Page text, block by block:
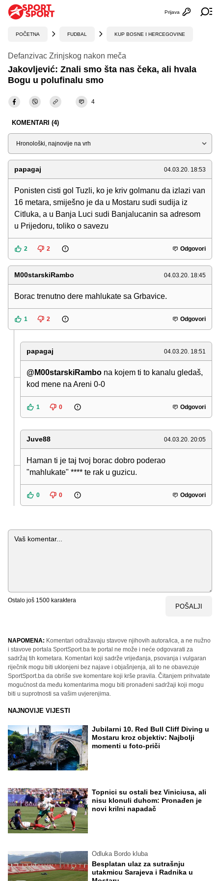
Otvori
Prijava
POČETNA FUDBAL KUP BOSNE I HERCEGOVINE
Defanzivac Zrinjskog nakon meča
Jakovljević: Znali smo šta nas čeka, ali hvala
Bogu u polufinalu smo
4
KOMENTARI (4)
Sortiraj
papagaj 04.03.20. 18:53
Ponisten cisti gol Tuzli, ko je kriv golmanu da izlazi van
16 metara, smiješno je da u Mostaru sudi sudija iz
Citluka, a u Banja Luci sudi Banjalucanin sa adresom
u Prijedoru, toliko o savezu
2 2 Odgovori
M00starskiRambo 04.03.20. 18:45
Borac trenutno dere mahlukate sa Grbavice.
1 2 Odgovori
papagaj 04.03.20. 18:51
@M00starskiRambo na kojem ti to kanalu gledaš,
kod mene na Areni 0-0
1 0 Odgovori
Juve88 04.03.20. 20:05
Haman ti je taj tvoj borac dobro poderao
"mahlukate" **** te rak u guzicu.
0 0 Odgovori
Komentar
Ostalo još 1500 karaktera
POŠALJI
NAPOMENA: Komentari odražavaju stavove njihovih autora/ica, a ne nužno
i stavove portala SportSport.ba te portal ne može i neće odgovarati za
sadržaj tih kometara. Komentari koji sadrže vrijeđanja, psovanja i vulgaran
riječnik mogu biti uklonjeni bez najave i objašnjenja, ali to ne obavezuje
SportSport.ba da obriše sve komentare koji krše pravila. Čitanjem prihvatate
mogućnost da među komentarima mogu biti pronađeni sadržaji koji mogu
biti u suprotnosti sa vašim uvjerenjima.
NAJNOVIJE VIJESTI
Jubilarni 10. Red Bull Cliff Diving u
Mostaru kroz objektiv: Najbolji
momenti u foto-priči
Topnici su ostali bez Viniciusa, ali
nisu klonuli duhom: Pronađen je
novi krilni napadač
Odluka Bordo kluba
Besplatan ulaz za sutrašnju
utakmicu Sarajeva i Radnika u